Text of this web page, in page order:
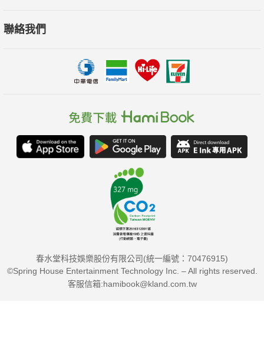
聯絡我們
春水堂科技娛樂股份有限公司(統一編號：70476915)
©Spring House Entertainment Technology Inc. – All rights reserved.
客服信箱:hamibook@kland.com.tw